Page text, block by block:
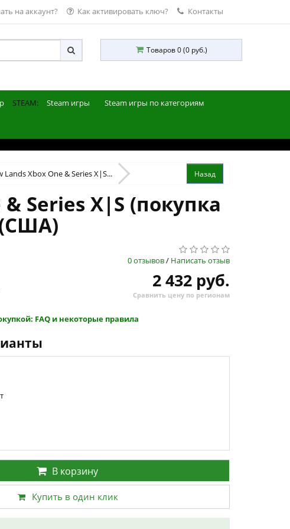
на аккаунт? Как активировать ключ? Контакты
Товаров 0 (0 руб.)
STEAM: Steam игры Steam игры по категориям
Lands Xbox One & Series X|S...
Series X|S (покупка
0 отзывов/ Написать отзыв
2 432 руб.
Сравнить цену по регионам
FAQ и некоторые правила
В корзину
Купить в один клик